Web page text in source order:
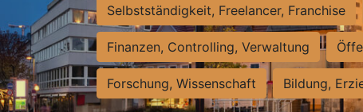
Selbstständigkeit, Freelancer, Franchise
Finanzen, Controlling, Verwaltung
Forschung, Wissenschaft Bildung,